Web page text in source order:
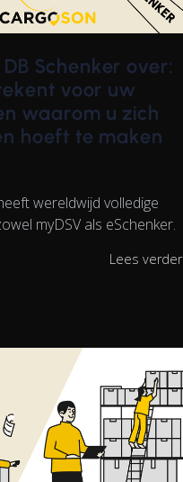
Schenker over:
voor uw
waarom u zich
hoeft te maken
wereldwijd volledige
myDSV als eSchenker.
Lees